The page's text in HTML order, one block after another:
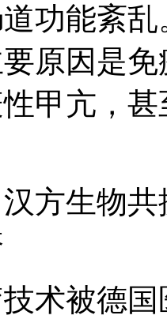
功能紊
原因是
甲亢，
汉方生物
术被德